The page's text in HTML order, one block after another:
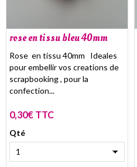
rose en tissu bleu 40mm
Rose en tissu 40mm Ideales
pour embellir vos creations de
scrapbooking , pour la
confection...
0,30€ TTC
Qté